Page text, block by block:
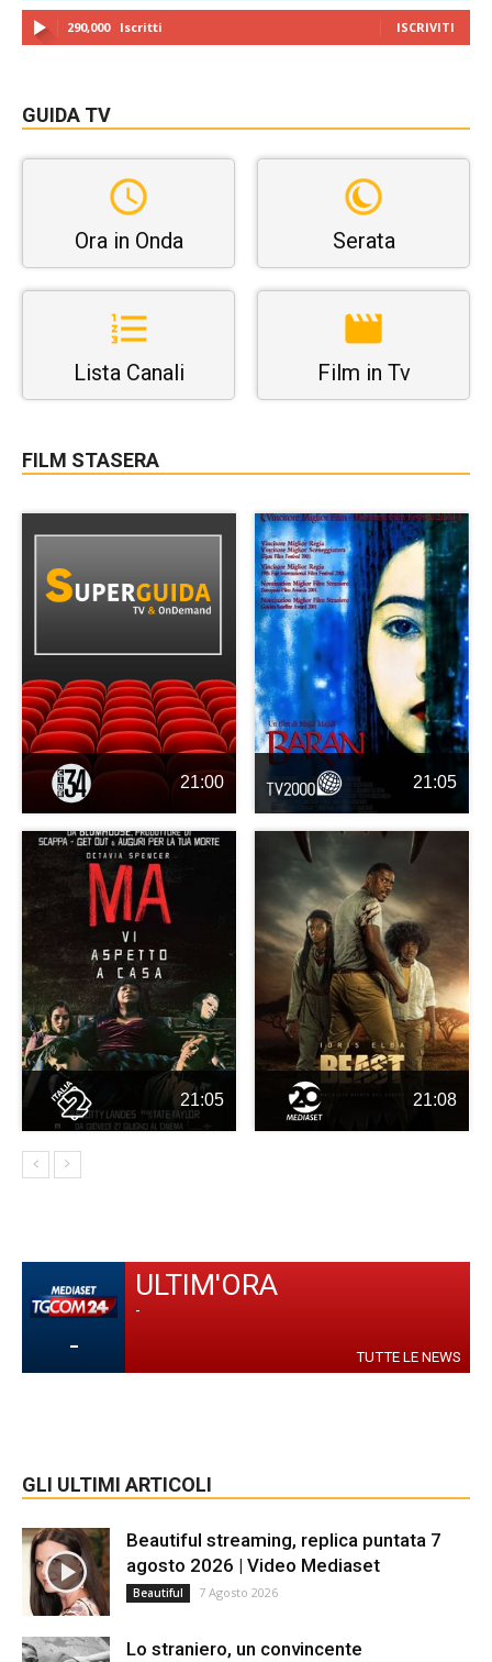
290,000 Iscritti ISCRIVITI
GUIDA TV
Ora in Onda Serata
Lista Canali Film in Tv
FILM STASERA
21:00 21:05
21:05 21:08
-
ULTIM'ORA
-
TUTTE LE NEWS
GLI ULTIMI ARTICOLI
Beautiful streaming, replica puntata 7
agosto 2026 | Video Mediaset
Beautiful 7 Agosto 2026
Lo straniero, un convincente